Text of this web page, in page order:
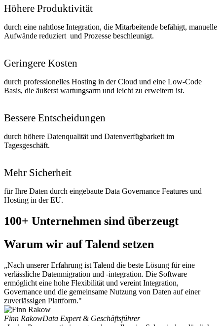
Höhere Produktivität
durch eine nahtlose Integration, die Mitarbeitende befähigt, manuelle
Aufwände reduziert und Prozesse beschleunigt.
Geringere Kosten
durch professionelles Hosting in der Cloud und eine Low-Code
Basis, die äußerst wartungsarm und leicht zu erweitern ist.
Bessere Entscheidungen
durch höhere Datenqualität und Datenverfügbarkeit im
Tagesgeschäft.
Mehr Sicherheit
für Ihre Daten durch eingebaute Data Governance Features und
Hosting in der EU.
100+ Unternehmen sind überzeugt
Warum wir auf Talend setzen
„Nach unserer Erfahrung ist Talend die beste Lösung für eine
verlässliche Datenmigration und -integration. Die Software
ermöglicht eine hohe Flexibilität und vereint Integration,
Governance und die gemeinsame Nutzung von Daten auf einer
zuverlässigen Plattform."
Finn RakowData Expert & Geschäftsführer